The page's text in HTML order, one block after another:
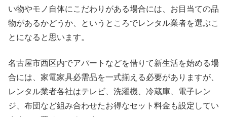
い物やモノ自体にこだわりがある場合には、お目当ての品
物があるかどうか、というところでレンタル業者を選ぶこ
とになると思います。
名古屋市西区内でアパートなどを借りて新生活を始める場
合には、家電家具必需品を一式揃える必要がありますが、
レンタル業者各社はテレビ、洗濯機、冷蔵庫、電子レン
ジ、布団など組み合わせたお得なセット料金も設定してい